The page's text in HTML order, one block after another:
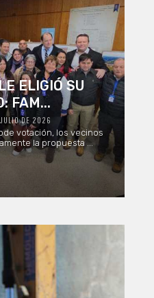
ELIGIÓ SU
FAM...
DE 2026
votación, los vecinos
la propuesta ...